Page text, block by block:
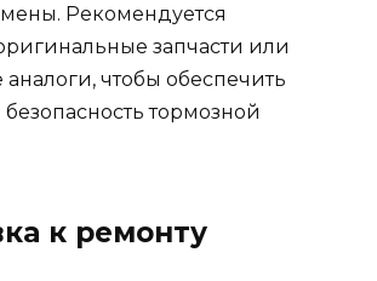
Рекомендуется
запчасти или
аналоги, чтобы обеспечить
тормозной
к ремонту